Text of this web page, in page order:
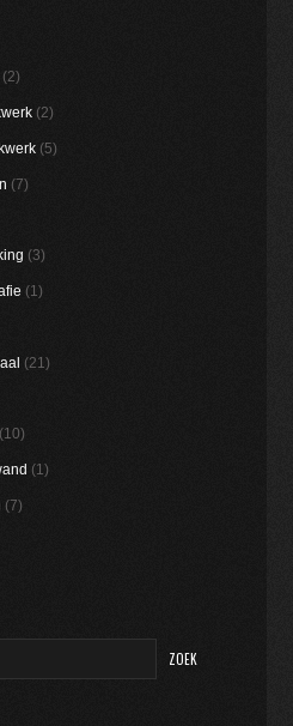
(2)
(2)
(5)
(7)
(3)
(1)
(21)
(10)
(1)
(7)